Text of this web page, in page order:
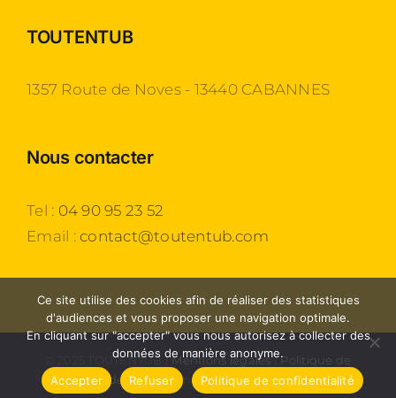
TOUTENTUB
1357 Route de Noves - 13440 CABANNES
Nous contacter
Tel : 04 90 95 23 52
Email :contact@toutentub.com
© 2025 TOUTENTUB |Mentions légales|Politique de
confidentialité| Une création Agence 54
Ce site utilise des cookies afin de réaliser des statistiques
d'audiences et vous proposer une navigation optimale.
En cliquant sur "accepter" vous nous autorisez à collecter des
données de manière anonyme.
Accepter
Refuser Politique de confidentialité